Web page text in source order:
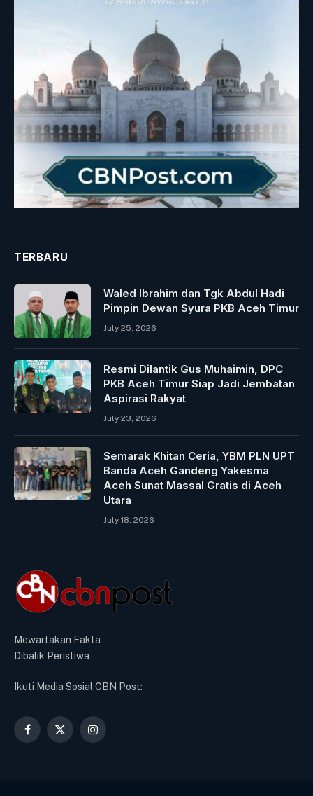
TERBARU
Waled Ibrahim dan Tgk Abdul Hadi
Pimpin Dewan Syura PKB Aceh Timur
July 25, 2026
Resmi Dilantik Gus Muhaimin, DPC
PKB Aceh Timur Siap Jadi Jembatan
Aspirasi Rakyat
July 23, 2026
Semarak Khitan Ceria, YBM PLN UPT
Banda Aceh Gandeng Yakesma
Aceh Sunat Massal Gratis di Aceh
Utara
July 18, 2026
Mewartakan Fakta
Dibalik Peristiwa
Ikuti Media Sosial CBN Post:
Facebook
X
Instagram